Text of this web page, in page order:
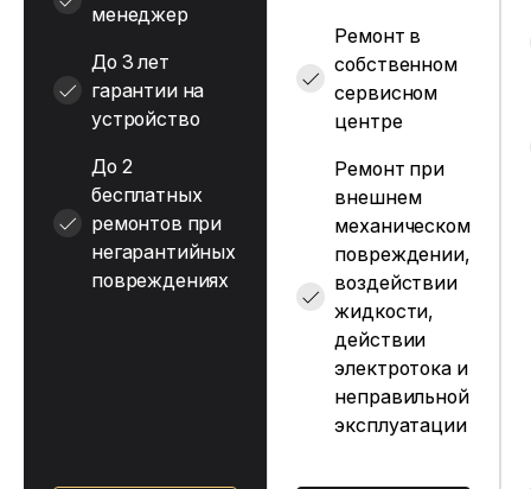
менеджер
До 3 лет
гарантии на
устройство
До 2
бесплатных
ремонтов при
негарантийных
повреждениях
Ремонт в
собственном
сервисном
центре
Ремонт при
внешнем
механическом
повреждении,
воздействии
жидкости,
действии
электротока и
неправильной
эксплуатации